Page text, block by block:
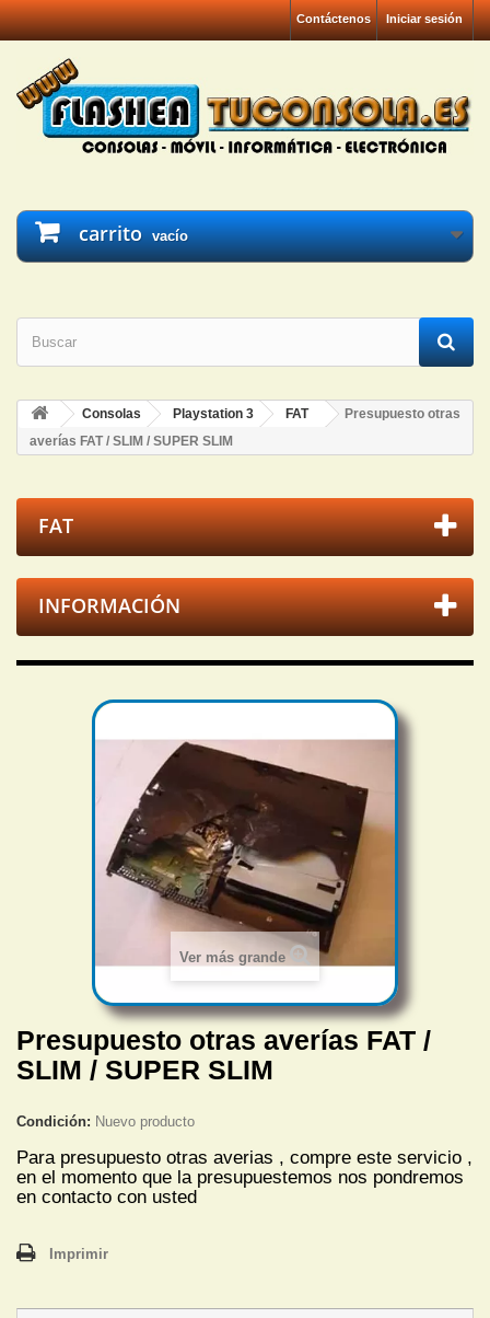
Iniciar sesión
Contáctenos
carrito vacío
Consolas Playstation 3 FAT
Presupuesto otras
averías FAT / SLIM / SUPER SLIM
FAT
INFORMACIÓN
Ver más grande
Presupuesto otras averías FAT /
SLIM / SUPER SLIM
Condición: Nuevo producto
Para presupuesto otras averias , compre este servicio ,
en el momento que la presupuestemos nos pondremos
en contacto con usted
Imprimir